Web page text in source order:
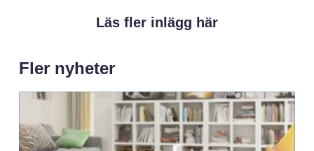
Läs fler inlägg här
Fler nyheter